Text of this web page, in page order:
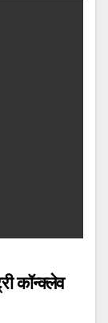
कॉन्क्लेव